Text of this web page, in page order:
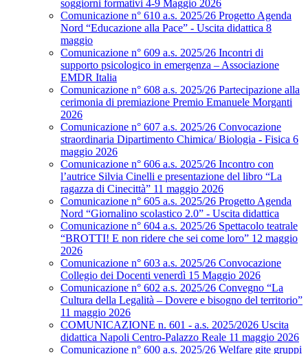
soggiorni formativi 4-9 Maggio 2026
Comunicazione n° 610 a.s. 2025/26 Progetto Agenda
Nord “Educazione alla Pace” - Uscita didattica 8
maggio
Comunicazione n° 609 a.s. 2025/26 Incontri di
supporto psicologico in emergenza – Associazione
EMDR Italia
Comunicazione n° 608 a.s. 2025/26 Partecipazione alla
cerimonia di premiazione Premio Emanuele Morganti
2026
Comunicazione n° 607 a.s. 2025/26 Convocazione
straordinaria Dipartimento Chimica/ Biologia - Fisica 6
maggio 2026
Comunicazione n° 606 a.s. 2025/26 Incontro con
l’autrice Silvia Cinelli e presentazione del libro “La
ragazza di Cinecittà” 11 maggio 2026
Comunicazione n° 605 a.s. 2025/26 Progetto Agenda
Nord “Giornalino scolastico 2.0” - Uscita didattica
Comunicazione n° 604 a.s. 2025/26 Spettacolo teatrale
“BROTTI! E non ridere che sei come loro” 12 maggio
2026
Comunicazione n° 603 a.s. 2025/26 Convocazione
Collegio dei Docenti venerdì 15 Maggio 2026
Comunicazione n° 602 a.s. 2025/26 Convegno “La
Cultura della Legalità – Dovere e bisogno del territorio”
11 maggio 2026
COMUNICAZIONE n. 601 - a.s. 2025/2026 Uscita
didattica Napoli Centro-Palazzo Reale 11 maggio 2026
Comunicazione n° 600 a.s. 2025/26 Welfare gite gruppi